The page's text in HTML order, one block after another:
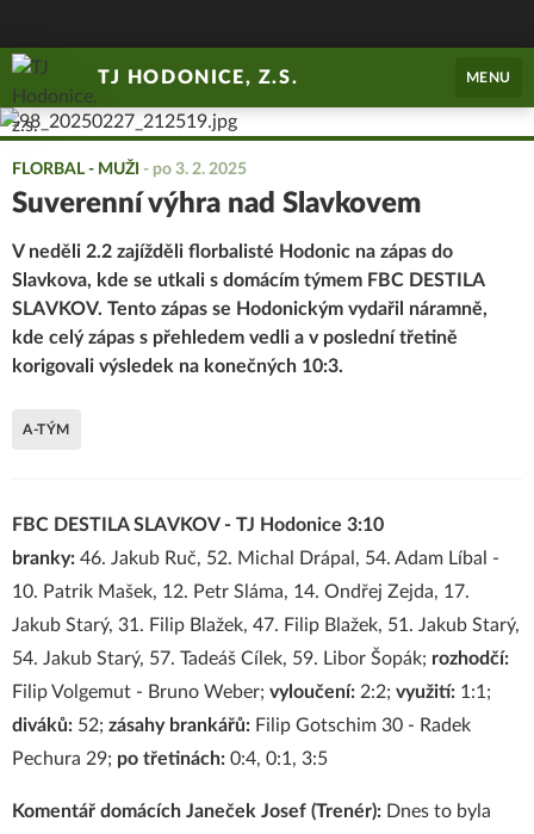
TJ HODONICE, Z.S. MENU
FLORBAL - MUŽI - po 3. 2. 2025
Suverenní výhra nad Slavkovem
V neděli 2.2 zajížděli florbalisté Hodonic na zápas do
Slavkova, kde se utkali s domácím týmem FBC DESTILA
SLAVKOV. Tento zápas se Hodonickým vydařil náramně,
kde celý zápas s přehledem vedli a v poslední třetině
korigovali výsledek na konečných 10:3.
A-TÝM
FBC DESTILA SLAVKOV - TJ Hodonice 3:10
branky: 46. Jakub Ruč, 52. Michal Drápal, 54. Adam Líbal -
10. Patrik Mašek, 12. Petr Sláma, 14. Ondřej Zejda, 17.
Jakub Starý, 31. Filip Blažek, 47. Filip Blažek, 51. Jakub Starý,
54. Jakub Starý, 57. Tadeáš Cílek, 59. Libor Šopák; rozhodčí:
Filip Volgemut - Bruno Weber; vyloučení: 2:2; využití: 1:1;
diváků: 52; zásahy brankářů: Filip Gotschim 30 - Radek
Pechura 29; po třetinách: 0:4, 0:1, 3:5
Komentář domácích Janeček Josef (Trenér): Dnes to byla